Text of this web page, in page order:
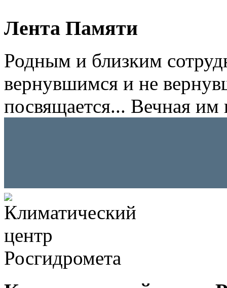
Лента Памяти
Родным и близким
вернувшимся и не
посвящается... Вечная им